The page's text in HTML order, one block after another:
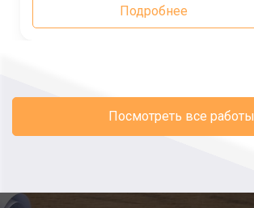
время монтажных работ сложностей не
Подробнее
Посмотреть все работы